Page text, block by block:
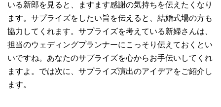
いる新郎を見ると、ますます感謝の気持ちを伝えたくなり
ます。サプライズをしたい旨を伝えると、結婚式場の方も
協力してくれます。サプライズを考えている新婦さんは、
担当のウェディングプランナーにこっそり伝えておくとい
いですね。あなたのサプライズを心からお手伝いしてくれ
ますよ。では次に、サプライズ演出のアイデアをご紹介し
ます。